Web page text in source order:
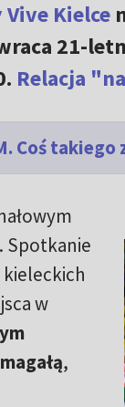
Kielce
21-
Relacja
Coś takiego
Spotkanie
w
,